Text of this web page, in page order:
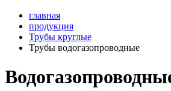
главная
продукция
Трубы круглые
Трубы водогазопроводные